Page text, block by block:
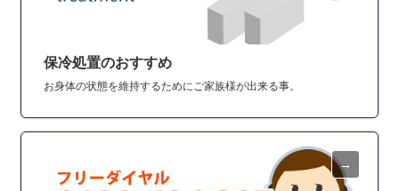
保冷処置のおすすめ
お身体の状態を維持するためにご家族様が出来る事。